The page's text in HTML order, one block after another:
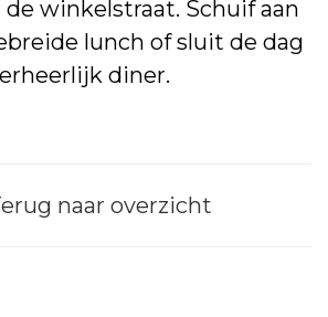
winkelstraat. Schuif aan
lunch of sluit de dag
diner.
naar overzicht